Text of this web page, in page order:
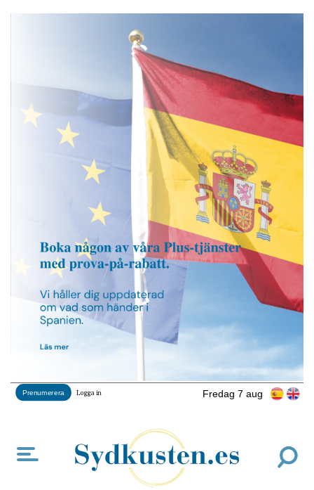
Fredag 7 aug
Prenumerera Logga in